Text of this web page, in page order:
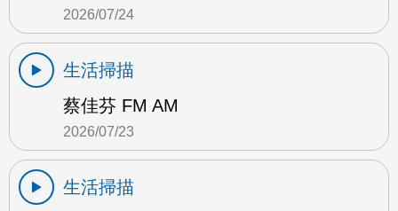
2026/07/24
生活掃描
蔡佳芬 FM AM
2026/07/23
生活掃描